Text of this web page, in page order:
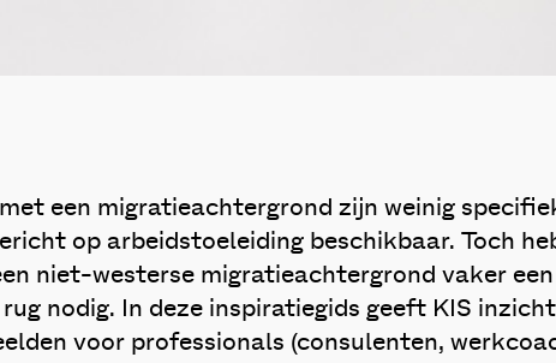
een migratieachtergrond zijn weinig
op arbeidstoeleiding beschikbaar. Toch
niet-westerse migratieachtergrond vaker een
nodig. In deze inspiratiegids geeft KIS
voor professionals (consulenten,